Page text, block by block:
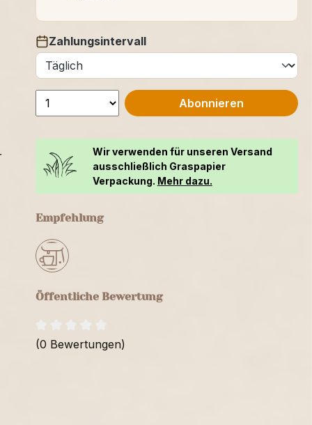
Zahlungsintervall
auswählen
Abonnieren
Wir verwenden für unseren Versand
ausschließlich Graspapier
Verpackung. Mehr dazu.
Empfehlung
Öffentliche Bewertung
(0 Bewertungen)